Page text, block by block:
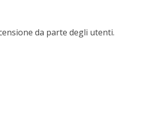
da parte degli utenti.